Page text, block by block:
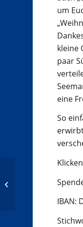
um
kleine
paar
eine
So
IBAN:
Ehrenamtspreis für die
Seemannsmission